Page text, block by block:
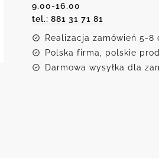
abstrakcji
z
lodem
9.00-16.00
tel.: 881 31 71 81
Realizacja zamówień 5-8
Polska firma, polskie
Darmowa wysyłka dla